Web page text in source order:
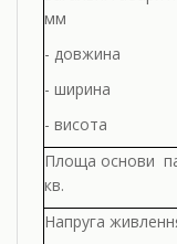
мм
- довжина
- ширина
- висота
Площа основи
кв.
Напруга